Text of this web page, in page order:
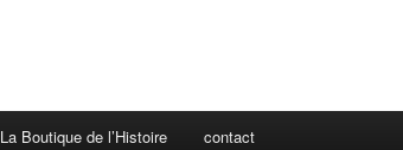
La Boutique de l’Histoire contact